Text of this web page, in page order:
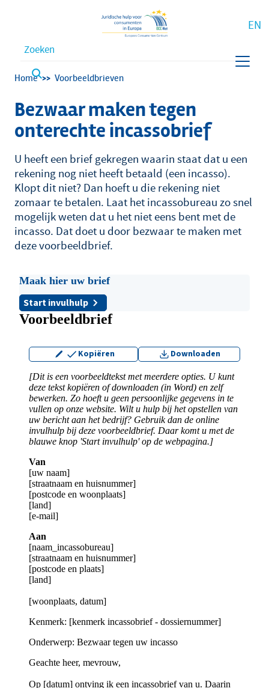
Waar bent u naar op zoek?
EN
Kruimelpad
Home Voorbeeldbrieven
Bezwaar maken tegen
onterechte incassobrief
U heeft een brief gekregen waarin staat dat u een
rekening nog niet heeft betaald (een incasso).
Klopt dit niet? Dan hoeft u die rekening niet
zomaar te betalen. Laat het incassobureau zo snel
mogelijk weten dat u het niet eens bent met de
incasso. Dat doet u door bezwaar te maken met
deze voorbeeldbrief.